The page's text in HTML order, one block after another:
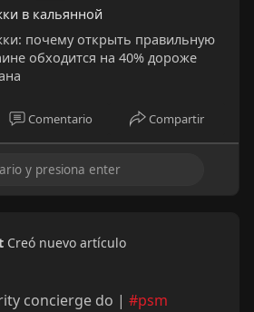
в кальянной
почему открыть правильную
обходится на 40% дороже
Comentario Compartir
Creó nuevo artículo
concierge do | #psm